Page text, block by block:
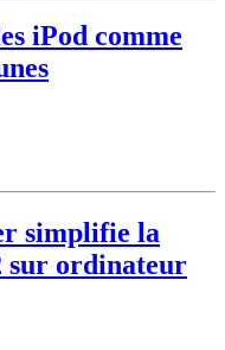
iPod comme
simplifie la
sur ordinateur